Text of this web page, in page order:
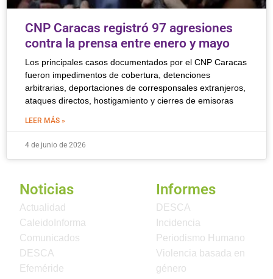
CNP Caracas registró 97 agresiones
contra la prensa entre enero y mayo
Los principales casos documentados por el CNP Caracas
fueron impedimentos de cobertura, detenciones
arbitrarias, deportaciones de corresponsales extranjeros,
ataques directos, hostigamiento y cierres de emisoras
LEER MÁS »
4 de junio de 2026
Noticias
Actualidad
CaleidoInforma
Comunicados
DESCA
Efeméride
Informes
DESCA
Incidencia
Periodismo Humano
Violencia basada en
género